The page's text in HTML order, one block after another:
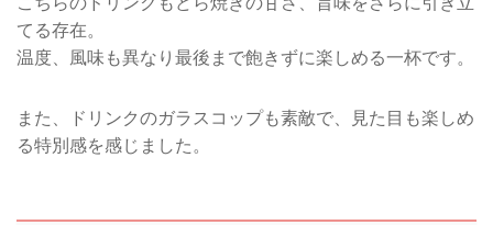
てる存在。
温度、風味も異なり最後まで飽きずに楽しめる一杯です。
また、ドリンクのガラスコップも素敵で、見た目も楽しめ
る特別感を感じました。